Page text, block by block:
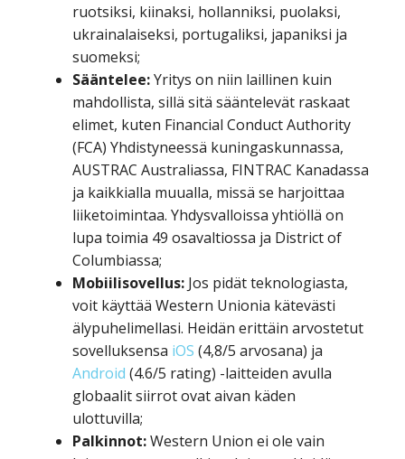
ruotsiksi, kiinaksi, hollanniksi, puolaksi,
ukrainalaiseksi, portugaliksi, japaniksi ja
suomeksi;
Sääntelee:Yritys on niin laillinen kuin
mahdollista, sillä sitä sääntelevät raskaat
elimet, kuten Financial Conduct Authority
(FCA) Yhdistyneessä kuningaskunnassa,
AUSTRAC Australiassa, FINTRAC Kanadassa
ja kaikkialla muualla, missä se harjoittaa
liiketoimintaa. Yhdysvalloissa yhtiöllä on
lupa toimia 49 osavaltiossa ja District of
Columbiassa;
Mobiilisovellus: Jos pidät teknologiasta,
voit käyttää Western Unionia kätevästi
älypuhelimellasi. Heidän erittäin arvostetut
sovelluksensa iOS (4,8/5 arvosana) ja
Android (4.6/5 rating) -laitteiden avulla
globaalit siirrot ovat aivan käden
ulottuvilla;
Palkinnot:Western Union ei ole vain